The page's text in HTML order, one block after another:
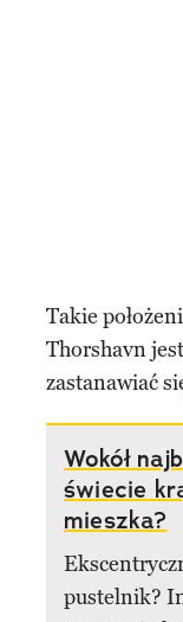
Takie
Thorshavn
zastanawiać
Wokół
świecie
mieszka?
pustelnik?